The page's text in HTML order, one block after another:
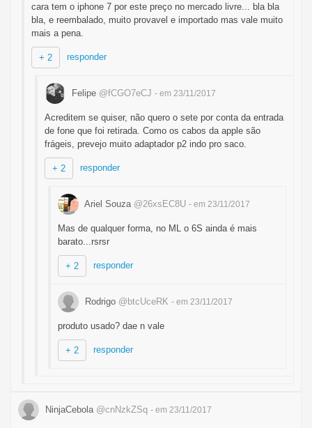
cara tem o iphone 7 por este preço no mercado livre... bla bla
bla, e reembalado, muito provavel e importado mas vale muito
mais a pena.
+ 2 responder
Felipe @fCGO7eCJ - em 23/11/2017
Acreditem se quiser, não quero o sete por conta da entrada
de fone que foi retirada. Como os cabos da apple são
frágeis, prevejo muito adaptador p2 indo pro saco.
+ 2 responder
Ariel Souza @26xsEC8U - em 23/11/2017
Mas de qualquer forma, no ML o 6S ainda é mais
barato...rsrsr
+ 2 responder
Rodrigo @btcUceRK - em 23/11/2017
produto usado? dae n vale
+ 2 responder
NinjaCebola @cnNzkZSq - em 23/11/2017